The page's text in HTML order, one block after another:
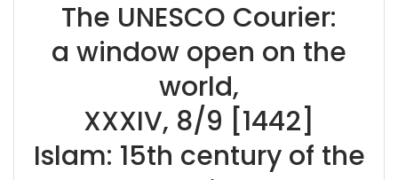
The UNESCO Courier:
a window open on the
world,
XXXIV, 8/9 [1442]
Islam: 15th century of the